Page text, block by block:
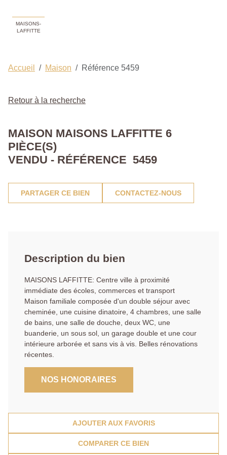
MAISONS-
LAFFITTE
Accueil Maison Référence 5459
Retour à la recherche
MAISON MAISONS LAFFITTE 6
PIÈCE(S)
VENDU - RÉFÉRENCE 5459
PARTAGER CE BIEN CONTACTEZ-NOUS
Description du bien
MAISONS LAFFITTE: Centre ville à proximité
immédiate des écoles, commerces et transport
Maison familiale composée d'un double séjour avec
cheminée, une cuisine dinatoire, 4 chambres, une salle
de bains, une salle de douche, deux WC, une
buanderie, un sous sol, un garage double et une cour
intérieure arborée et sans vis à vis. Belles rénovations
récentes.
NOS HONORAIRES
AJOUTER AUX FAVORIS
COMPARER CE BIEN